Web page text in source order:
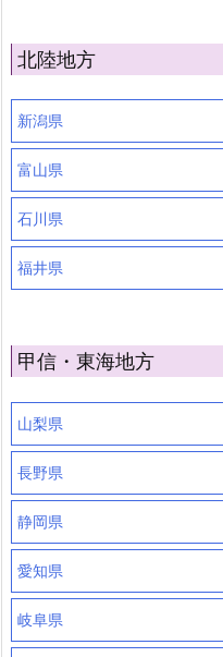
北陸地方
新潟県
富山県
石川県
福井県
甲信・東海地方
山梨県
長野県
静岡県
愛知県
岐阜県